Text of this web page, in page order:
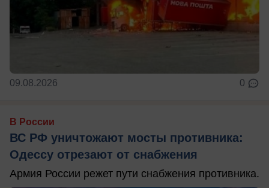
09.08.2026 0
В России
ВС РФ уничтожают мосты противника:
Одессу отрезают от снабжения
Армия России режет пути снабжения противника.